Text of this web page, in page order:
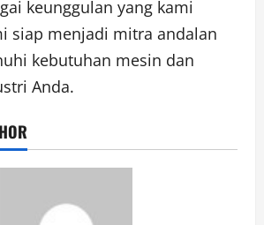
keunggulan yang kami
siap menjadi mitra andalan
kebutuhan mesin dan
Anda.